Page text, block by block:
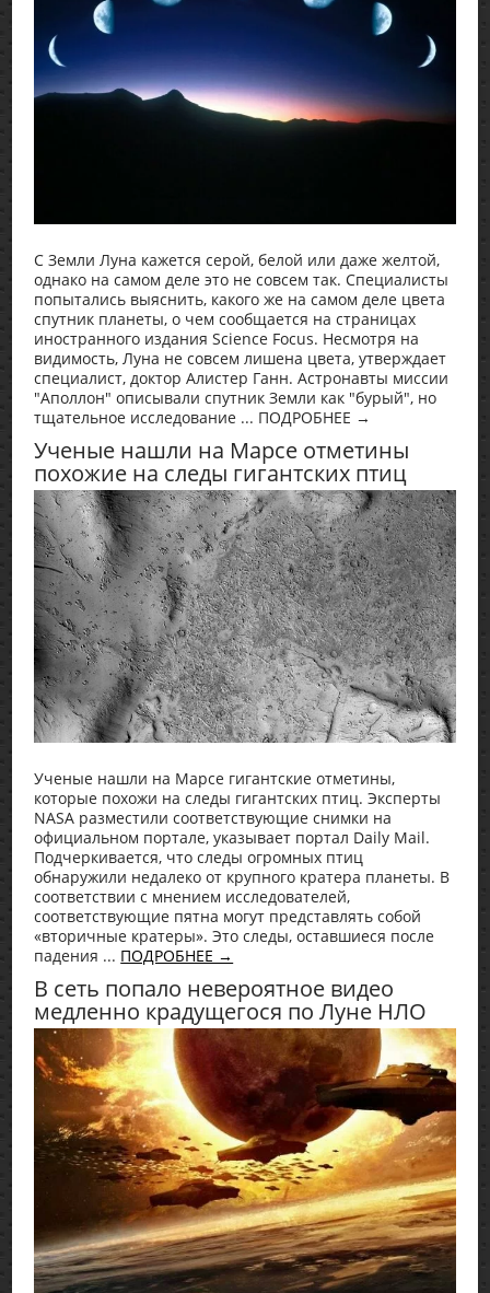
С Земли Луна кажется серой, белой или даже желтой,
однако на самом деле это не совсем так. Специалисты
попытались выяснить, какого же на самом деле цвета
спутник планеты, о чем сообщается на страницах
иностранного издания Science Focus. Несмотря на
видимость, Луна не совсем лишена цвета, утверждает
специалист, доктор Алистер Ганн. Астронавты миссии
"Аполлон" описывали спутник Земли как "бурый", но
тщательное исследование ... ПОДРОБНЕЕ →
Ученые нашли на Марсе отметины
похожие на следы гигантских птиц
Ученые нашли на Марсе гигантские отметины,
которые похожи на следы гигантских птиц. Эксперты
NASA разместили соответствующие снимки на
официальном портале, указывает портал Daily Mail.
Подчеркивается, что следы огромных птиц
обнаружили недалеко от крупного кратера планеты. В
соответствии с мнением исследователей,
соответствующие пятна могут представлять собой
«вторичные кратеры». Это следы, оставшиеся после
падения ... ПОДРОБНЕЕ →
В сеть попало невероятное видео
медленно крадущегося по Луне НЛО